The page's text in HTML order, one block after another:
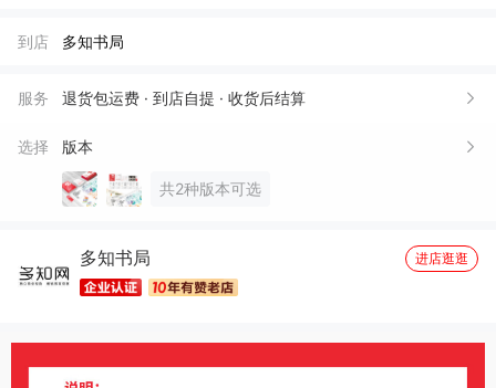
到店 多知书局
服务 退货包运费 · 到店自提 · 收货后结算
选择 版本
共2种版本可选
多知书局 进店逛逛